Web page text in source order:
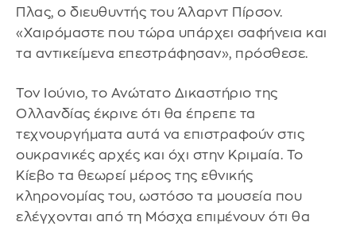
Πλας, ο διευθυντής του Άλαρντ Πίρσον.
«Χαιρόμαστε που τώρα υπάρχει σαφήνεια και
τα αντικείμενα επεστράφησαν», πρόσθεσε.
Τον Ιούνιο, το Ανώτατο Δικαστήριο της
Ολλανδίας έκρινε ότι θα έπρεπε τα
τεχνουργήματα αυτά να επιστραφούν στις
ουκρανικές αρχές και όχι στην Κριμαία. Το
Κίεβο τα θεωρεί μέρος της εθνικής
κληρονομίας του, ωστόσο τα μουσεία που
ελέγχονται από τη Μόσχα επιμένουν ότι θα